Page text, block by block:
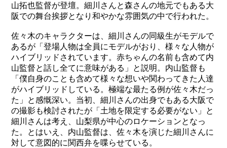
山拓也監督が登壇。細川さんと森さんの地元でもある大
阪での舞台挨拶となり和やかな雰囲気の中で行われた。
佐々木のキャラクターは、細川さんの同級生がモデルで
あるが「登場人物は全員にモデルがおり、様々な人物が
ハイブリッドされています。赤ちゃんの名前も含めて内
山監督と話し全てに意味がある」と説明。内山監督も
「僕自身のことも含めて様々な想いや関わってきた人達
がハイブリッドしている。極端な最たる例が佐々木だっ
た」と感慨深い。当初、細川さんの出身でもある大阪で
の撮影も検討されたが「土地を限定する必要がない」と
細川さんは考え、山梨県が中心のロケーションとなっ
た。とはいえ、内山監督は、佐々木を演じた細川さんに
対して意図的に関西弁を喋らせている。